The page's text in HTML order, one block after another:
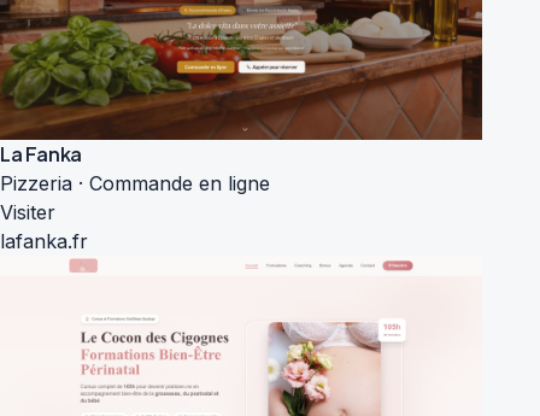
La Fanka
Pizzeria · Commande en ligne
Visiter
lafanka.fr